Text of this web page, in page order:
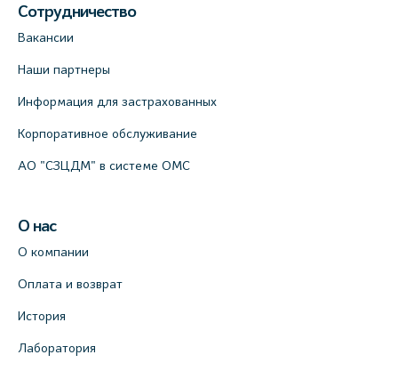
Сотрудничество
Вакансии
Наши партнеры
Информация для застрахованных
Корпоративное обслуживание
АО "СЗЦДМ" в системе ОМС
О нас
О компании
Оплата и возврат
История
Лаборатория